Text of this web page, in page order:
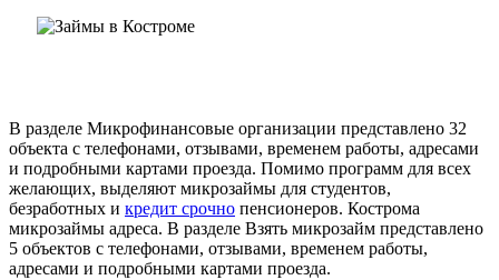
В разделе Микрофинансовые организации представлено 32
объекта с телефонами, отзывами, временем работы, адресами
и подробными картами проезда. Помимо программ для всех
желающих, выделяют микрозаймы для студентов,
безработных и кредит срочно пенсионеров. Кострома
микрозаймы адреса. В разделе Взять микрозайм представлено
5 объектов с телефонами, отзывами, временем работы,
адресами и подробными картами проезда.